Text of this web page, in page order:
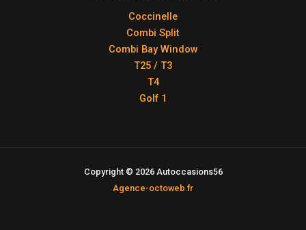
Coccinelle
Combi Split
Combi Bay Window
T25 / T3
T4
Golf 1
Copyright © 2026 Autoccasions56
Agence-octoweb.fr